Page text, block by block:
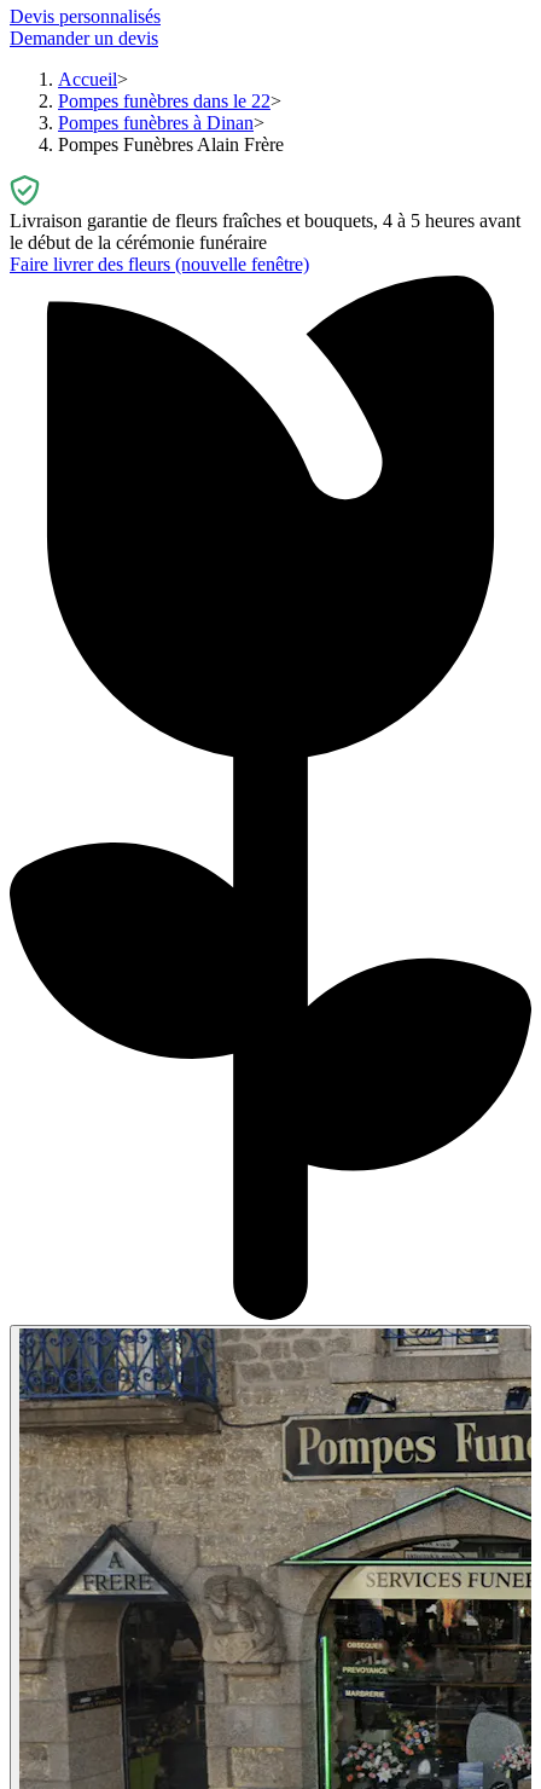
Devis personnalisés
Demander un devis
Accueil
Pompes funèbres dans le 22
Pompes funèbres à Dinan
Pompes Funèbres Alain Frère
Livraison garantie de fleurs fraîches et bouquets, 4 à 5 heures avant
le début de la cérémonie funéraire
Faire livrer des fleurs (nouvelle fenêtre)